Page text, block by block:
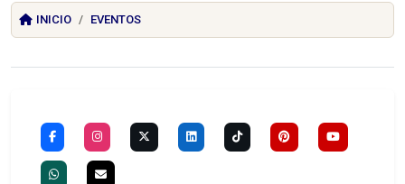
INICIO EVENTOS